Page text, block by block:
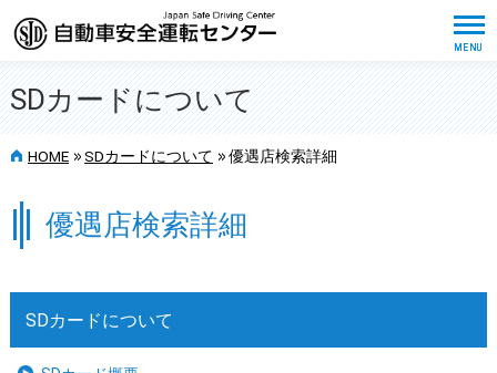
SDカードについて
HOME >> SDカードについて >> 優遇店検索詳細
優遇店検索詳細
SDカードについて